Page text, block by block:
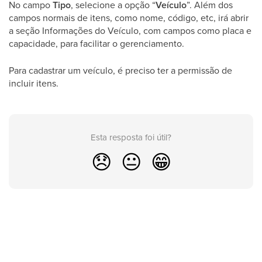
No campoTipo, selecione a opção “Veículo”. Além dos
campos normais de itens, como nome, código, etc, irá abrir
a seção Informações do Veículo, com campos como placa e
capacidade, para facilitar o gerenciamento.
Para cadastrar um veículo, é preciso ter a permissão de
incluir itens.
Esta resposta foi útil?
😞 😐 😁